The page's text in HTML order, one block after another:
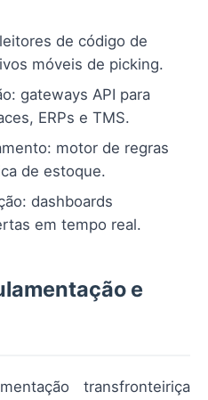
de código de
móveis de picking.
gateways API para
ERPs e TMS.
motor de regras
de estoque.
dashboards
em tempo real.
e
transfronteiriça